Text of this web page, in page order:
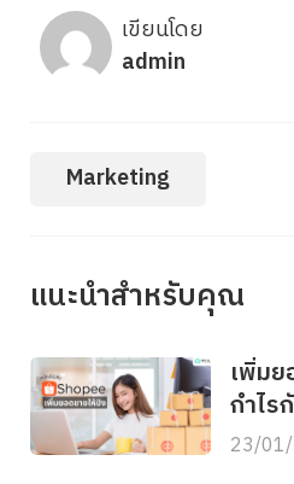
เขียนโดย
admin
Marketing
แนะนำสำหรับคุณ
เพิ่มย
กำไร
23/